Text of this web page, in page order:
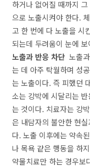
하거나 없어질 때까지
으로 노출시켜야 한다.
고 한 번에 다 노출을 시
되는데 두려움이 눈에
노출과 반응 차단 노출
는 데 아주 탁월하며 성
는 노출이다. 즉 피했던
소는 강박에 시달리는
는 것이다. 치료자는 강
은 내담자의 불안한 현
다. 노출 이후에는 약속
나 목욕 같은 행동을 하
약물치료만 하는 경우보